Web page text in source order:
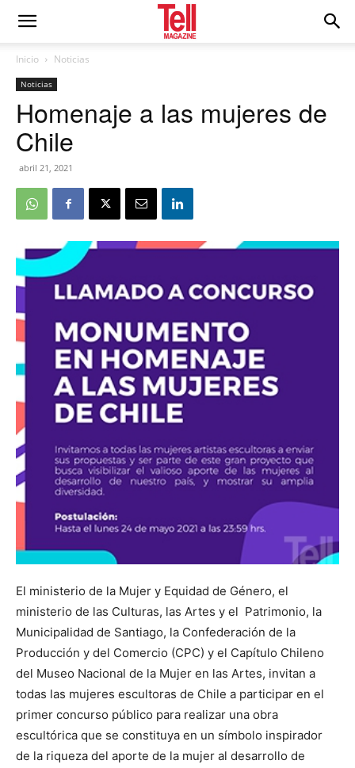
Inicio Noticias
Noticias
Homenaje a las mujeres de
Chile
abril 21, 2021
El ministerio de la Mujer y Equidad de Género, el
ministerio de las Culturas, las Artes y el Patrimonio, la
Municipalidad de Santiago, la Confederación de la
Producción y del Comercio (CPC) y el Capítulo Chileno
del Museo Nacional de la Mujer en las Artes, invitan a
todas las mujeres escultoras de Chile a participar en el
primer concurso público para realizar una obra
escultórica que se constituya en un símbolo inspirador
de la riqueza del aporte de la mujer al desarrollo de